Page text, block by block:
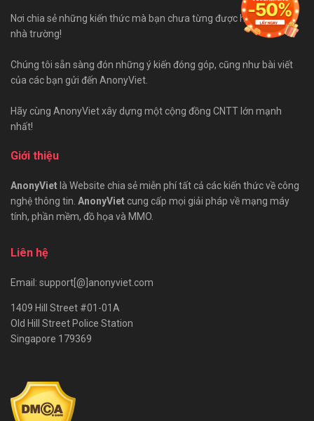
Nơi chia sẻ những kiến thức mà bạn chưa từng được học trên ghế
nhà trường!
Chúng tôi sẵn sàng đón những ý kiến đóng góp, cũng như bài viết
của các bạn gửi đến AnonyViet.
Hãy cùng AnonyViet xây dựng một cộng đồng CNTT lớn mạnh
nhất!
Giới thiệu
AnonyViet là Website chia sẻ miễn phí tất cả các kiến thức về công
nghệ thông tin. AnonyViet cung cấp mọi giải pháp về mạng máy
tính, phần mềm, đồ họa và MMO.
Liên hệ
Email: support[@]anonyviet.com
1409 Hill Street #01-01A
Old Hill Street Police Station
Singapore 179369